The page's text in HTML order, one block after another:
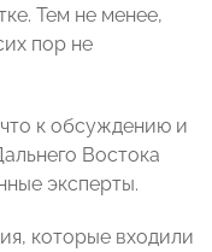
Тем не менее,
пор не
к обсуждению и
Востока
эксперты.
которые входили